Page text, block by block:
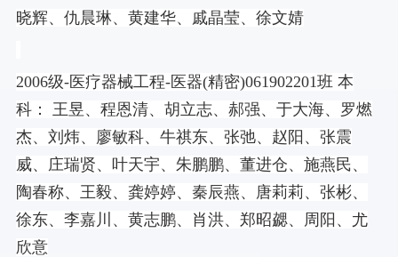
晓辉、仇晨琳、黄建华、戚晶莹、徐文婧
2006级-医疗器械工程-医器(精密)061902201班 本
科： 王昱、程恩清、胡立志、郝强、于大海、罗燃
杰、刘炜、廖敏科、牛祺东、张弛、赵阳、张震
威、庄瑞贤、叶天宇、朱鹏鹏、董进仓、施燕民、
陶春称、王毅、龚婷婷、秦辰燕、唐莉莉、张彬、
徐东、李嘉川、黄志鹏、肖洪、郑昭勰、周阳、尤
欣意